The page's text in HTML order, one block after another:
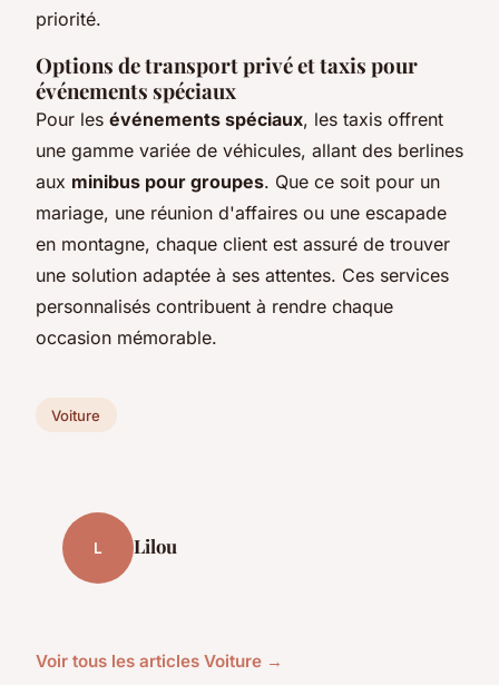
priorité.
Options de transport privé et taxis pour
événements spéciaux
Pour les événements spéciaux, les taxis offrent
une gamme variée de véhicules, allant des berlines
aux minibus pour groupes. Que ce soit pour un
mariage, une réunion d'affaires ou une escapade
en montagne, chaque client est assuré de trouver
une solution adaptée à ses attentes. Ces services
personnalisés contribuent à rendre chaque
occasion mémorable.
Voiture
L Lilou
Voir tous les articles Voiture →